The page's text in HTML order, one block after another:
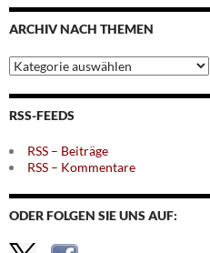
Monaten
ARCHIV NACH THEMEN
Archiv
nach
Themen
RSS-FEEDS
RSS – Beiträge
RSS – Kommentare
ODER FOLGEN SIE UNS AUF: